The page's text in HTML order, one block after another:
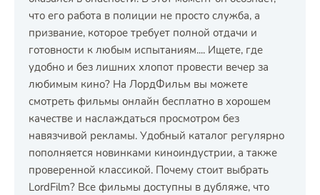
что его работа в полиции не просто служба, а
призвание, которое требует полной отдачи и
готовности к любым испытаниям.... Ищете, где
удобно и без лишних хлопот провести вечер за
любимым кино? На ЛордФильм вы можете
смотреть фильмы онлайн бесплатно в хорошем
качестве и наслаждаться просмотром без
навязчивой рекламы. Удобный каталог регулярно
пополняется новинками киноиндустрии, а также
проверенной классикой. Почему стоит выбрать
LordFilm? Все фильмы доступны в дубляже, что